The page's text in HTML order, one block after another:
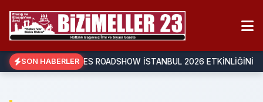
SON HABERLER
PASSPORT SERIES ROADSHOW İSTANBUL 2026 ETKİNLİĞİNİN